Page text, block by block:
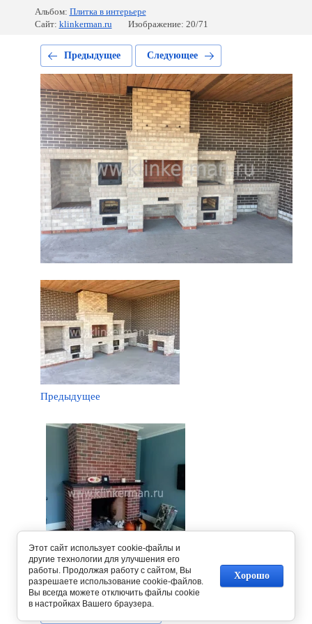
Альбом: Плитка в интерьере
Сайт: klinkerman.ru Изображение: 20/71
Предыдущее Следующее
Предыдущее
Следующее
Этот сайт использует cookie-файлы и
другие технологии для улучшения его
работы. Продолжая работу с сайтом, Вы
разрешаете использование cookie-файлов.
Вы всегда можете отключить файлы cookie
в настройках Вашего браузера.
Хорошо